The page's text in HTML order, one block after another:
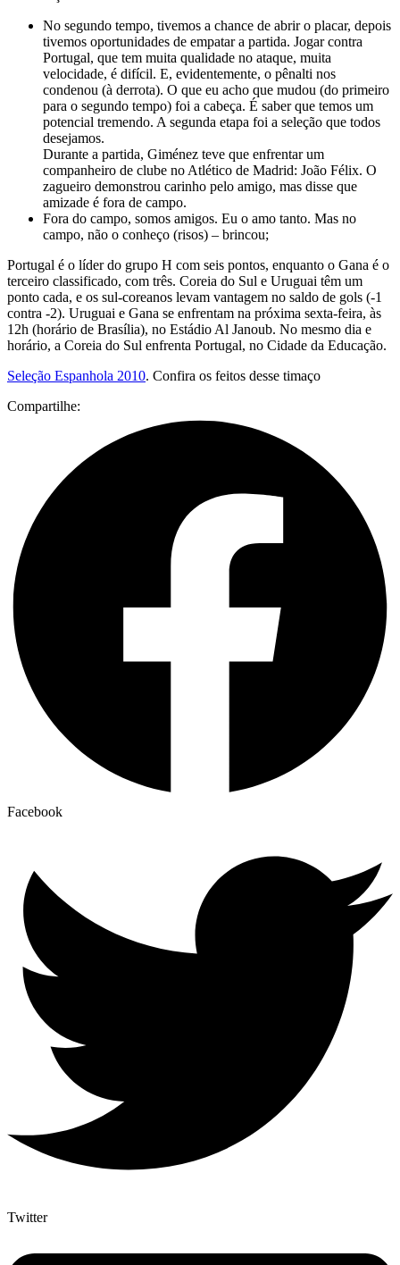
No segundo tempo, tivemos a chance de abrir o placar, depois
tivemos oportunidades de empatar a partida. Jogar contra
Portugal, que tem muita qualidade no ataque, muita
velocidade, é difícil. E, evidentemente, o pênalti nos
condenou (à derrota). O que eu acho que mudou (do primeiro
para o segundo tempo) foi a cabeça. É saber que temos um
potencial tremendo. A segunda etapa foi a seleção que todos
desejamos.
Durante a partida, Giménez teve que enfrentar um
companheiro de clube no Atlético de Madrid: João Félix. O
zagueiro demonstrou carinho pelo amigo, mas disse que
amizade é fora de campo.
Fora do campo, somos amigos. Eu o amo tanto. Mas no
campo, não o conheço (risos) – brincou;
Portugal é o líder do grupo H com seis pontos, enquanto o Gana é o
terceiro classificado, com três. Coreia do Sul e Uruguai têm um
ponto cada, e os sul-coreanos levam vantagem no saldo de gols (-1
contra -2). Uruguai e Gana se enfrentam na próxima sexta-feira, às
12h (horário de Brasília), no Estádio Al Janoub. No mesmo dia e
horário, a Coreia do Sul enfrenta Portugal, no Cidade da Educação.
Seleção Espanhola 2010. Confira os feitos desse timaço
Compartilhe:
Facebook
Twitter